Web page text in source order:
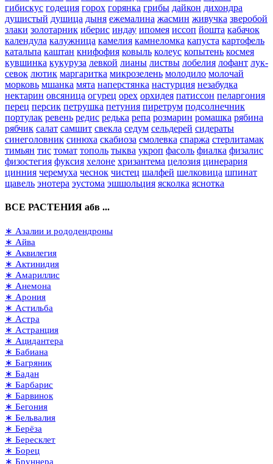
гибискус годеция горох горянка грибы дайкон дихондра
душистый душица дыня ежемалина жасмин живучка зверобой
злаки золотарник иберис индау ипомея иссоп йошта кабачок
календула калужница камелия камнеломка капуста картофель
катальпа каштан книфофия ковыль колеус копытень космея
кувшинка кукуруза левкой лианы листвы лобелия лофант лук-
севок лютик маргаритка микрозелень молодило молочай
морковь мшанка мята наперстянка настурция незабудка
нектарин овсяница огурец орех орхидея патиссон пеларгония
перец персик петрушка петуния пиретрум подсолнечник
портулак ревень редис редька репа розмарин ромашка рябина
рябчик салат самшит свекла седум сельдерей сидераты
синеголовник синюха скабиоза смолевка спаржа стерлитамак
тимьян тис томат тополь тыква укроп фасоль фиалка физалис
физостегия фуксия хелоне хризантема целозия цинерария
цинния черемуха чеснок чистец шалфей шелковица шпинат
щавель энотера эустома эшшольция ясколка яснотка
ВСЕ РАСТЕНИЯ абв ...
∗ Азалии и рододендроны
∗ Айва
∗ Аквилегия
∗ Актинидия
∗ Амариллис
∗ Анемона
∗ Арония
∗ Астильба
∗ Астра
∗ Астранция
∗ Ацидантера
∗ Бабиана
∗ Багряник
∗ Бадан
∗ Барбарис
∗ Барвинок
∗ Бегония
∗ Бельвалия
∗ Берёза
∗ Бересклет
∗ Борец
∗ Бруннера